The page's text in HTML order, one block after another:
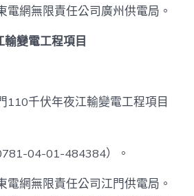
電網無限責任公司廣州供電局。
變電工程項目
110千伏年夜江輸變電工程項目
04-01-484384）。
電網無限責任公司江門供電局。